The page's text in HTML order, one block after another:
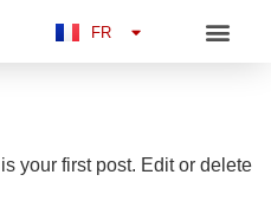
FR
KO
: sadab
your first post. Edit or delete